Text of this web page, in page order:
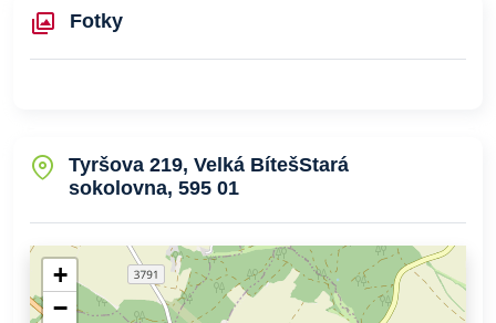
Fotky
Tyršova 219, Velká BítešStará
sokolovna, 595 01
+
−